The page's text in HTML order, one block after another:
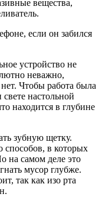
вещества,
устройство не
неважно,
Чтобы работа была
настольной
находится в глубине
зубную щетку.
в которых
самом деле это
мусор глубже.
так как изо рта